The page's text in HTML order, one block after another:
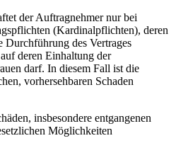
der Auftragnehmer nur bei
(Kardinalpflichten), deren
Durchführung des Vertrages
deren Einhaltung der
darf. In diesem Fall ist die
vorhersehbaren Schaden
insbesondere entgangenen
Möglichkeiten